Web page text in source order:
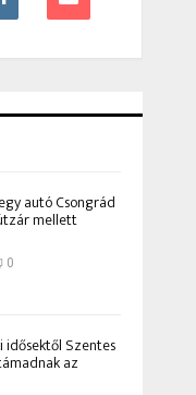
autó Csongrád
mellett
0
idősektől Szentes
az